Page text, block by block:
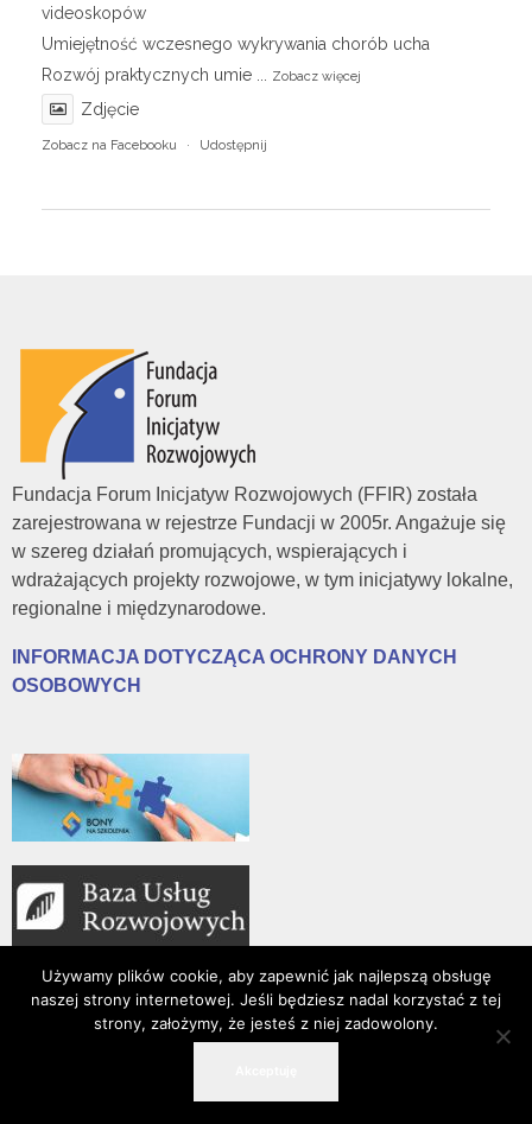
videoskopów
Umiejętność wczesnego wykrywania chorób ucha
Rozwój praktycznych umie ... Zobacz więcej
Zdjęcie
Zobacz na Facebooku · Udostępnij
Fundacja Forum Inicjatyw Rozwojowych (FFIR) została
zarejestrowana w rejestrze Fundacji w 2005r. Angażuje się
w szereg działań promujących, wspierających i
wdrażających projekty rozwojowe, w tym inicjatywy lokalne,
regionalne i międzynarodowe.
INFORMACJA DOTYCZĄCA OCHRONY DANYCH
OSOBOWYCH
15-016 Białystok, ul. Złota 2/19
Używamy plików cookie, aby zapewnić jak najlepszą obsługę
naszej strony internetowej. Jeśli będziesz nadal korzystać z tej
strony, założymy, że jesteś z niej zadowolony.